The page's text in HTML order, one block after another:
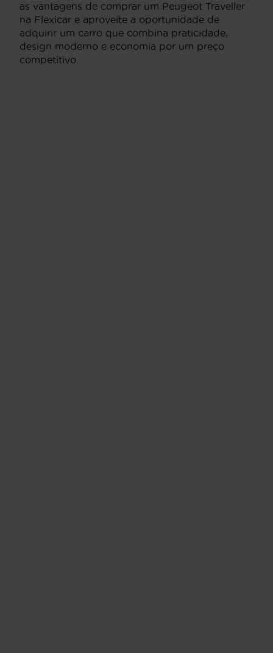
as vantagens de comprar um Peugeot Traveller
na Flexicar e aproveite a oportunidade de
adquirir um carro que combina praticidade,
design moderno e economia por um preço
competitivo.